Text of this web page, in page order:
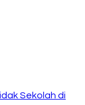
Sekolah di